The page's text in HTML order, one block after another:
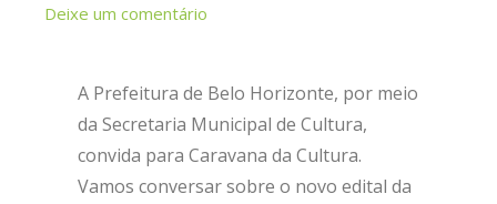
Deixe um comentário
A Prefeitura de Belo Horizonte, por meio
da Secretaria Municipal de Cultura,
convida para Caravana da Cultura.
Vamos conversar sobre o novo edital da